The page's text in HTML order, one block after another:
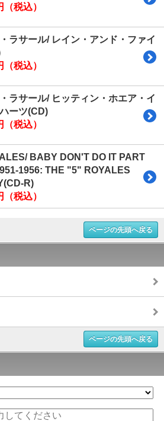
税込）
ラサール/ レイン・アンド・ファイ
税込）
ラサール/ ヒッティン・ホエア・イ
ーツ(CD)
税込）
BABY DON'T DO IT PART
1956: THE "5" ROYALES
R)
税込）
ページの先頭へ戻る
ページの先頭へ戻る